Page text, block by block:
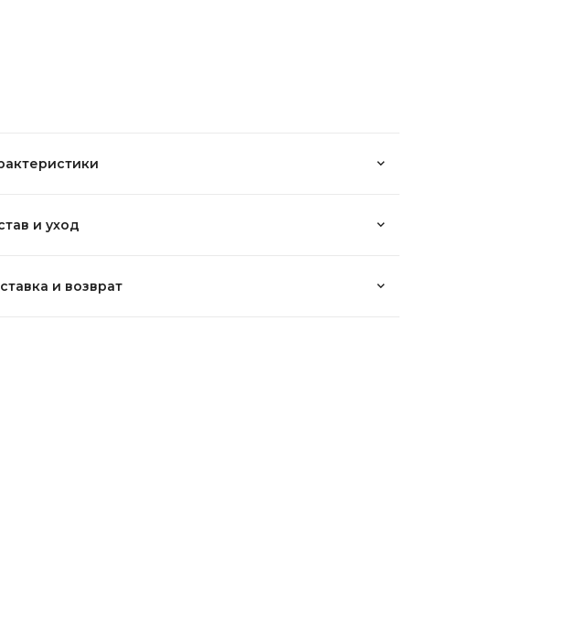
и уход
и возврат